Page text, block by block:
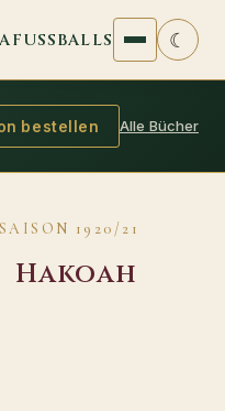
☾
bestellen Alle Bücher
1920/21
Hakoah